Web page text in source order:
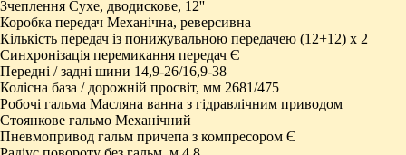
Зчеплення Сухе, дводискове, 12''
Коробка передач Механічна, реверсивна
Кількість передач із понижувальною передачею (12+12) x 2
Синхронізація перемикання передач Є
Передні / задні шини 14,9-26/16,9-38
Колісна база / дорожній просвіт, мм 2681/475
Робочі гальма Масляна ванна з гідравлічним приводом
Стоянкове гальмо Механічний
Пневмопривод гальм причепа з компресором Є